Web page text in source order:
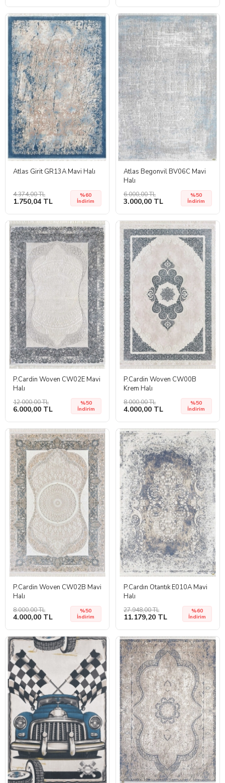
Atlas Girit GR13A Mavi Halı
4.374,00 TL
1.750,04 TL
%60
İndirim
Atlas Begonvil BV06C Mavi
Halı
6.000,00 TL
3.000,00 TL
%50
İndirim
P.Cardin Woven CW02E Mavi
Halı
12.000,00 TL
6.000,00 TL
%50
İndirim
P.Cardin Woven CW00B
Krem Halı
8.000,00 TL
4.000,00 TL
%50
İndirim
P.Cardin Woven CW02B Mavi
Halı
8.000,00 TL
4.000,00 TL
%50
İndirim
P.Cardın Otantık E010A Mavi
Halı
27.948,00 TL
11.179,20 TL
%60
İndirim